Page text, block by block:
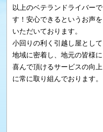
以上のベテランドライバーで
す！安心できるというお声を
いただいております。
小回りの利く引越し屋として
地域に密着し、地元の皆様に
喜んで頂けるサービスの向上
に常に取り組んでおります。